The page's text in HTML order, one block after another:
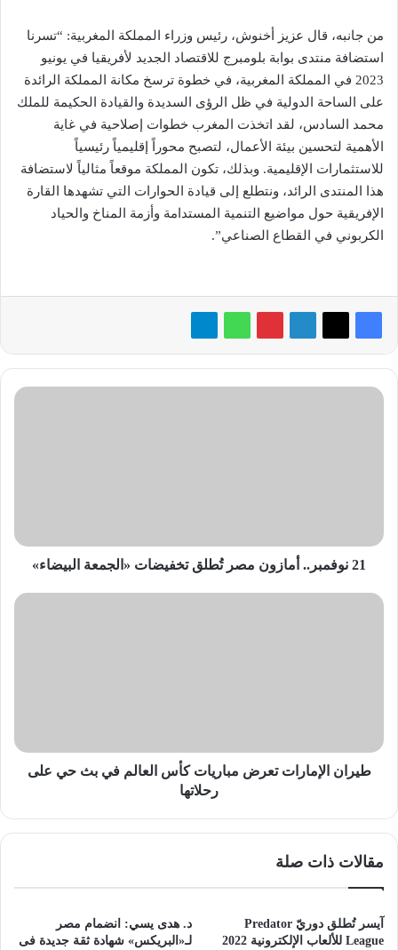
من جانبه، قال عزيز أخنوش، رئيس وزراء المملكة المغربية: “تسرنا
استضافة منتدى بوابة بلومبرج للاقتصاد الجديد لأفريقيا في يونيو
2023 في المملكة المغربية، في خطوة ترسخ مكانة المملكة الرائدة
على الساحة الدولية في ظل الرؤى السديدة والقيادة الحكيمة للملك
محمد السادس، لقد اتخذت المغرب خطوات إصلاحية في غاية
الأهمية لتحسين بيئة الأعمال، لتصبح محوراً إقليمياً رئيسياً
للاستثمارات الإقليمية. وبذلك، تكون المملكة موقعاً مثالياً لاستضافة
هذا المنتدى الرائد، ونتطلع إلى قيادة الحوارات التي تشهدها القارة
الإفريقية حول مواضيع التنمية المستدامة وأزمة المناخ والحياد
الكربوني في القطاع الصناعي”.
21
21 نوفمبر.. أمازون مصر تُطلق تخفيضات «الجمعة البيضاء»
طيران
حي
علىطيران الإمارات تعرض مباريات كأس العالم في بث حي على
رحلاتها
مقالات ذات صلة
آيسر تُطلق دوريّ Predator
League للألعاب الإلكترونية 2022
د. هدى يسي: انضمام مصر
لـ«البريكس» شهادة ثقة جديدة فى